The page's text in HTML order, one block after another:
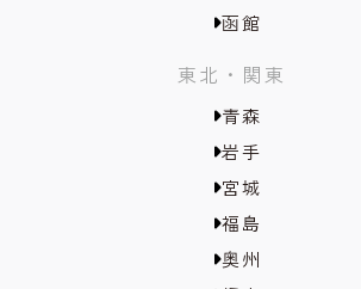
函館
東北・関東
青森
岩手
宮城
福島
奥州